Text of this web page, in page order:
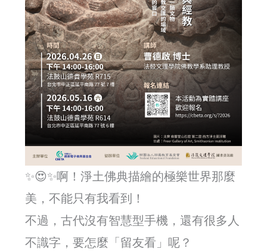
✨😍✨啊！淨土佛典描繪的極樂世界那麼
美，不能只有我看到！
不過，古代沒有智慧型手機，還有很多人
不識字，要怎麼「留友看」呢？